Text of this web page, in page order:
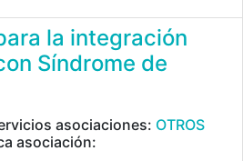
la integración
Síndrome de
asociaciones: OTROS
asociación: